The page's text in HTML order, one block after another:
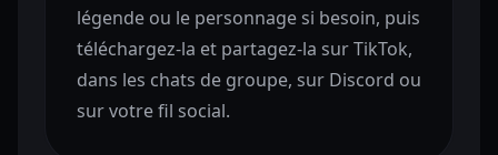
légende ou le personnage si besoin, puis
téléchargez-la et partagez-la sur TikTok,
dans les chats de groupe, sur Discord ou
sur votre fil social.